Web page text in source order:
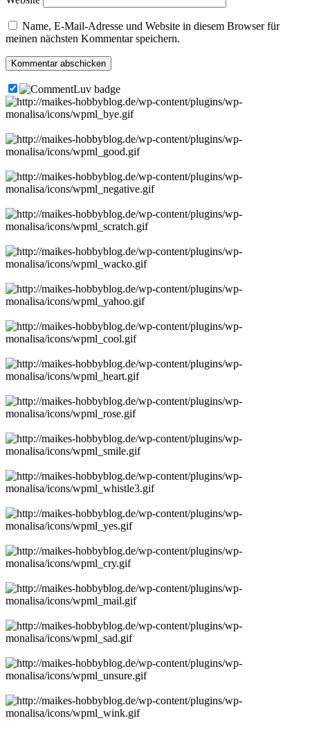
Name, E-Mail-Adresse und Website in diesem Browser für
meinen nächsten Kommentar speichern.